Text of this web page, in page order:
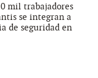
mil trabajadores
se integran a
de seguridad en